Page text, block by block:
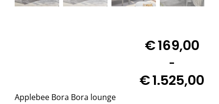
Buitenkleden
€169,00
-
€1.525,00
tot
Applebee Bora Bora lounge